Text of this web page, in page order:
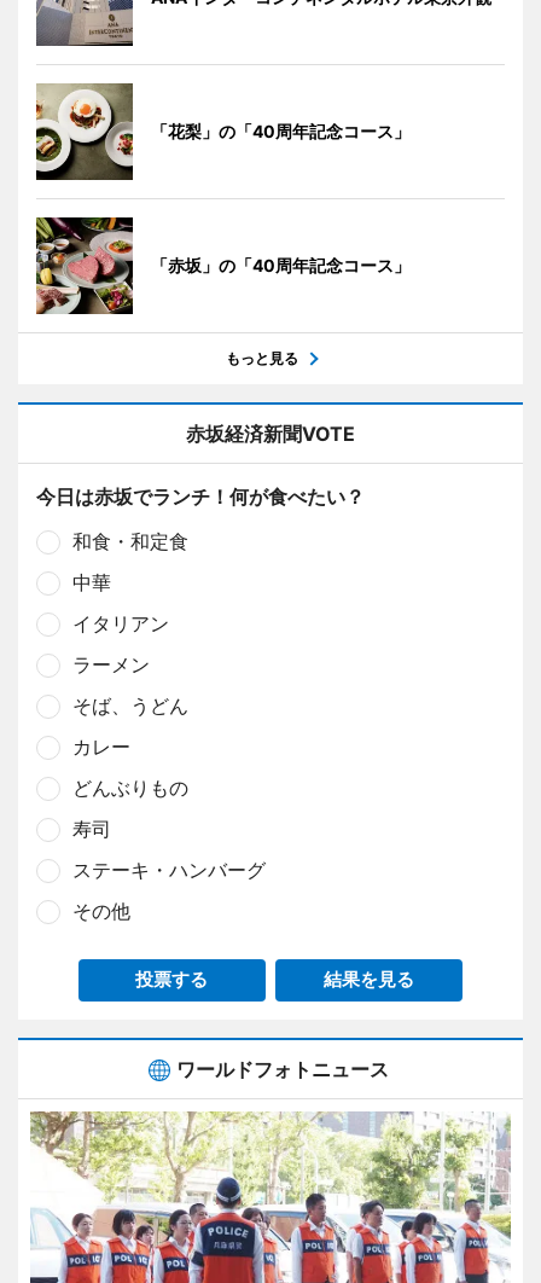
「花梨」の「40周年記念コース」
「赤坂」の「40周年記念コース」
もっと見る
赤坂経済新聞VOTE
今日は赤坂でランチ！何が食べたい？
和食・和定食
中華
イタリアン
ラーメン
そば、うどん
カレー
どんぶりもの
寿司
ステーキ・ハンバーグ
その他
投票する 結果を見る
ワールドフォトニュース